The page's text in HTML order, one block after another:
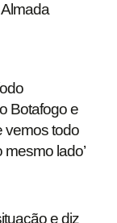
Botafogo e
vemos todo
lado’
e diz